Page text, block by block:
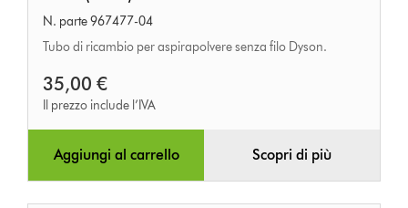
N. parte 967477-04
Tubo di ricambio per aspirapolvere senza filo Dyson.
35,00 €
Il prezzo include l’IVA
Aggiungi al carrello Scopri di più